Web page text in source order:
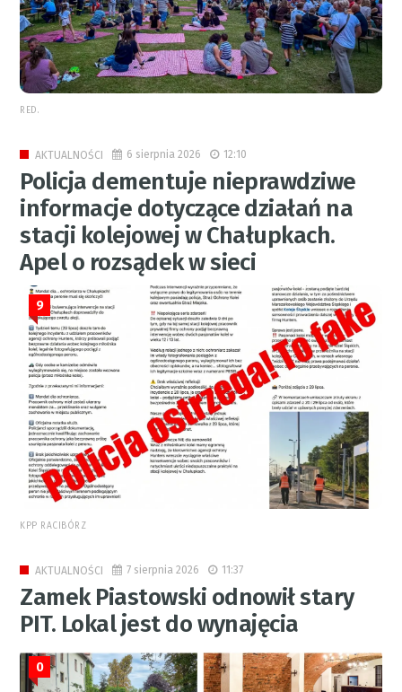
RED.
AKTUALNOŚCI 6 sierpnia 2026 12:10
Policja dementuje nieprawdziwe
informacje dotyczące działań na
stacji kolejowej w Chałupkach.
Apel o rozsądek w sieci
9
KPP RACIBÓRZ
AKTUALNOŚCI 7 sierpnia 2026 11:37
Zamek Piastowski odnowił stary
PIT. Lokal jest do wynajęcia
0